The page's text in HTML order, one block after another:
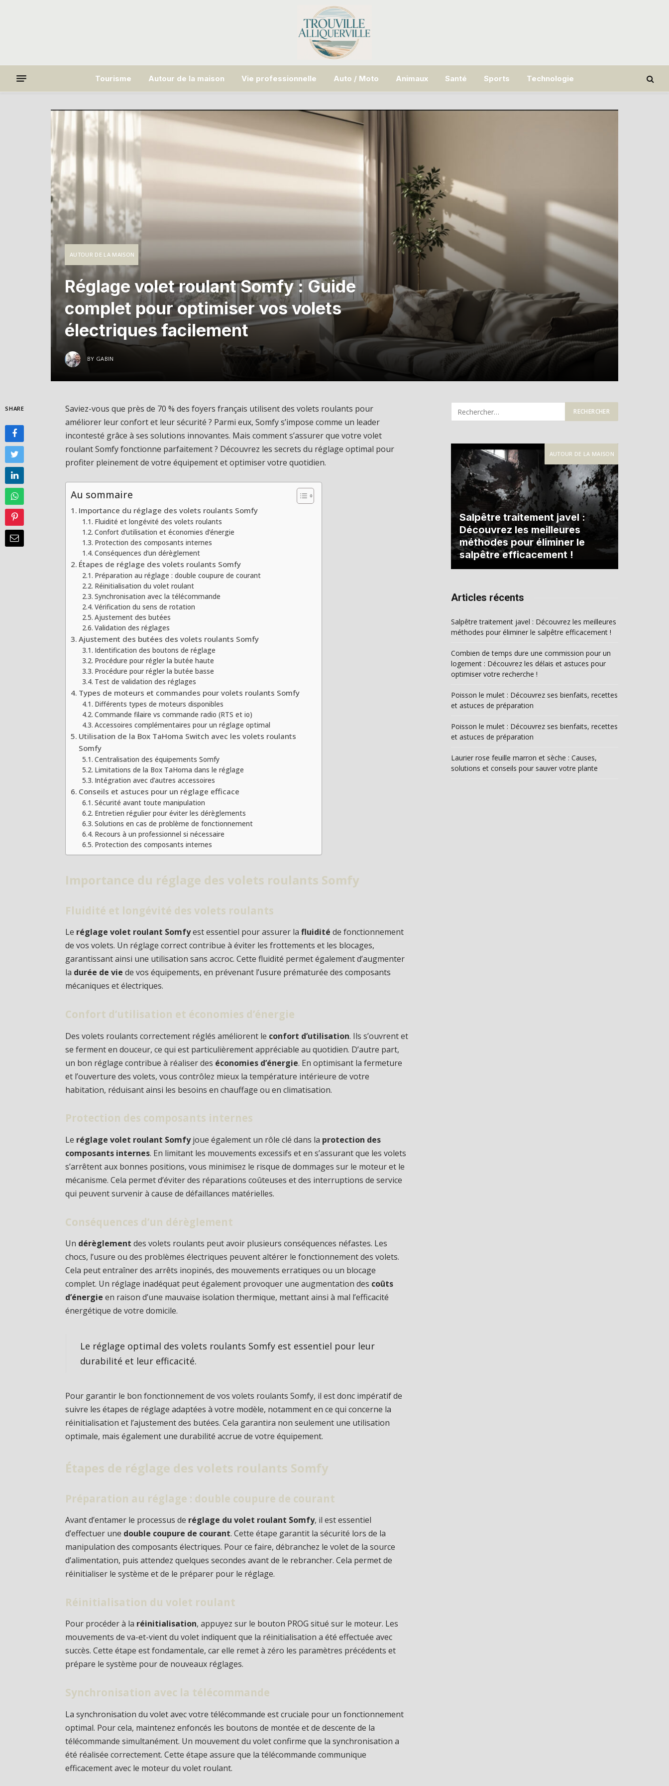
Tourisme Autour de la maison Vie professionnelle Auto / Moto Animaux Santé Sports Technologie
AUTOUR DE LA MAISON
Réglage volet roulant Somfy : Guide
complet pour optimiser vos volets
électriques facilement
BY GABIN
SHARE
Saviez-vous que près de 70 % des foyers français utilisent des volets roulants pour
améliorer leur confort et leur sécurité ? Parmi eux, Somfy s’impose comme un leader
incontesté grâce à ses solutions innovantes. Mais comment s’assurer que votre volet
roulant Somfy fonctionne parfaitement ? Découvrez les secrets du réglage optimal pour
profiter pleinement de votre équipement et optimiser votre quotidien.
Au sommaire
Importance du réglage des volets roulants Somfy
Fluidité et longévité des volets roulants
Confort d’utilisation et économies d’énergie
Protection des composants internes
Conséquences d’un dérèglement
Étapes de réglage des volets roulants Somfy
Préparation au réglage : double coupure de courant
Réinitialisation du volet roulant
Synchronisation avec la télécommande
Vérification du sens de rotation
Ajustement des butées
Validation des réglages
Ajustement des butées des volets roulants Somfy
Identification des boutons de réglage
Procédure pour régler la butée haute
Procédure pour régler la butée basse
Test de validation des réglages
Types de moteurs et commandes pour volets roulants Somfy
Différents types de moteurs disponibles
Commande filaire vs commande radio (RTS et io)
Accessoires complémentaires pour un réglage optimal
Utilisation de la Box TaHoma Switch avec les volets roulants
Somfy
Centralisation des équipements Somfy
Limitations de la Box TaHoma dans le réglage
Intégration avec d’autres accessoires
Conseils et astuces pour un réglage efficace
Sécurité avant toute manipulation
Entretien régulier pour éviter les dérèglements
Solutions en cas de problème de fonctionnement
Recours à un professionnel si nécessaire
Protection des composants internes
Importance du réglage des volets roulants Somfy
Fluidité et longévité des volets roulants
Le réglage volet roulant Somfyest essentiel pour assurer lafluidité de fonctionnement
de vos volets. Un réglage correct contribue à éviter les frottements et les blocages,
garantissant ainsi une utilisation sans accroc. Cette fluidité permet également d’augmenter
la durée de vie de vos équipements, en prévenant l’usure prématurée des composants
mécaniques et électriques.
Confort d’utilisation et économies d’énergie
Des volets roulants correctement réglés améliorent le confort d’utilisation. Ils s’ouvrent et
se ferment en douceur, ce qui est particulièrement appréciable au quotidien. D’autre part,
un bon réglage contribue à réaliser des économies d’énergie. En optimisant la fermeture
et l’ouverture des volets, vous contrôlez mieux la température intérieure de votre
habitation, réduisant ainsi les besoins en chauffage ou en climatisation.
Protection des composants internes
Le réglage volet roulant Somfyjoue également un rôle clé dans la protection des
composants internes. En limitant les mouvements excessifs et en s’assurant que les volets
s’arrêtent aux bonnes positions, vous minimisez le risque de dommages sur le moteur et le
mécanisme. Cela permet d’éviter des réparations coûteuses et des interruptions de service
qui peuvent survenir à cause de défaillances matérielles.
Conséquences d’un dérèglement
Un dérèglement des volets roulants peut avoir plusieurs conséquences néfastes. Les
chocs, l’usure ou des problèmes électriques peuvent altérer le fonctionnement des volets.
Cela peut entraîner des arrêts inopinés, des mouvements erratiques ou un blocage
complet. Un réglage inadéquat peut également provoquer une augmentation des coûts
d’énergie en raison d’une mauvaise isolation thermique, mettant ainsi à mal l’efficacité
énergétique de votre domicile.
Le réglage optimal des volets roulants Somfy est essentiel pour leur
durabilité et leur efficacité.
Pour garantir le bon fonctionnement de vos volets roulants Somfy, il est donc impératif de
suivre les étapes de réglage adaptées à votre modèle, notamment en ce qui concerne la
réinitialisation et l’ajustement des butées. Cela garantira non seulement une utilisation
optimale, mais également une durabilité accrue de votre équipement.
Étapes de réglage des volets roulants Somfy
Préparation au réglage : double coupure de courant
Avant d’entamer le processus de réglage du volet roulant Somfy, il est essentiel
d’effectuer une double coupure de courant. Cette étape garantit la sécurité lors de la
manipulation des composants électriques. Pour ce faire, débranchez le volet de la source
d’alimentation, puis attendez quelques secondes avant de le rebrancher. Cela permet de
réinitialiser le système et de le préparer pour le réglage.
Réinitialisation du volet roulant
Pour procéder à la réinitialisation, appuyez sur le bouton PROG situé sur le moteur. Les
mouvements de va-et-vient du volet indiquent que la réinitialisation a été effectuée avec
succès. Cette étape est fondamentale, car elle remet à zéro les paramètres précédents et
prépare le système pour de nouveaux réglages.
Synchronisation avec la télécommande
La synchronisation du volet avec votre télécommande est cruciale pour un fonctionnement
optimal. Pour cela, maintenez enfoncés les boutons de montée et de descente de la
télécommande simultanément. Un mouvement du volet confirme que la synchronisation a
été réalisée correctement. Cette étape assure que la télécommande communique
efficacement avec le moteur du volet roulant.
AUTOUR DE LA MAISON
Salpêtre traitement javel :
Découvrez les meilleures
méthodes pour éliminer le
salpêtre efficacement !
Articles récents
Salpêtre traitement javel : Découvrez les meilleures
méthodes pour éliminer le salpêtre efficacement !
Combien de temps dure une commission pour un
logement : Découvrez les délais et astuces pour
optimiser votre recherche !
Poisson le mulet : Découvrez ses bienfaits, recettes
et astuces de préparation
Poisson le mulet : Découvrez ses bienfaits, recettes
et astuces de préparation
Laurier rose feuille marron et sèche : Causes,
solutions et conseils pour sauver votre plante